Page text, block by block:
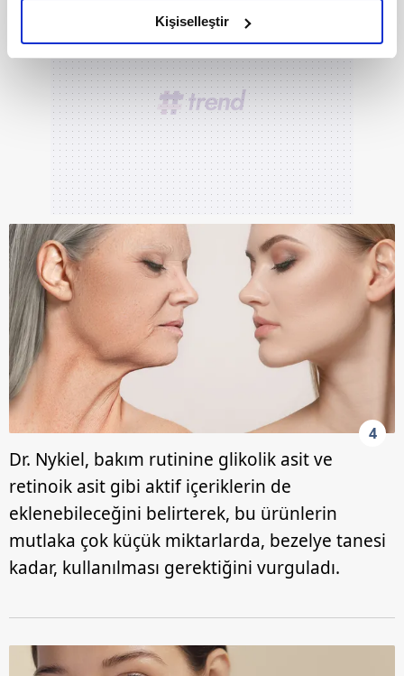
olduğunu ve sizlere en iyi içerikleri sunabilmek adına
elimizden gelen çabayı gösterdiğimizi ve bu noktada,
reklamların maliyetlerimizi karşılamak noktasında tek gelir
kalemimiz olduğunu sizlere hatırlatmak isteriz.
Her halükârda, kullanıcılar, bu çerezlere izin vermedikleri
takdirde, kullanıcılara hedefli reklamlar
gösterilmeyecektir."
Sizlere daha iyi bir hizmet sunabilmek için İnternet
Sitemizde kendimize ve üçüncü kişilere ait çerezler
kullanılmaktadır. Bu çerezler vasıtasıyla çeşitli kişisel
verileriniz işlenmekte olup gerekli olan çerezler bilgi
toplumu hizmetlerinin sunulması amacıyla
kullanılmaktadır. Diğer çerezler, sitemizin daha işlevsel
kılınması ve kişiselleştirilmesi ve sizlere yönelik
reklam/pazarlama faaliyetlerinin yapılması, amaçlarıyla
sınırlı olarak açık rızanız dahilinde kullanılacaktır.
Çerezlere ilişkin tercihlerinizi aşağıda yer alan panel
vasıtasıyla belirleyebilirsiniz. Çerezlere ilişkin detaylı bilgi
için Ayarlar butonuna tıklayabilir,Çerez Bilgilendirme
Metnimiziziyaret edebilirsiniz.
6698 sayılı Kişisel Verilerin Korunması Kanunu uyarınca
hazırlanmış Aydınlatma Metnimizi okumak ve sitemizde
ilgili mevzuata uygun olarak kullanılan çerezlerle ilgili bilgi
Kişiselleştir
4
Dr. Nykiel, bakım rutinine glikolik asit ve
retinoik asit gibi aktif içeriklerin de
eklenebileceğini belirterek, bu ürünlerin
mutlaka çok küçük miktarlarda, bezelye tanesi
kadar, kullanılması gerektiğini vurguladı.